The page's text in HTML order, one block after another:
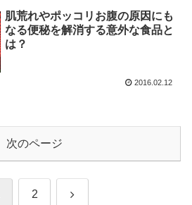
肌荒れやポッコリお腹の原因にも
なる便秘を解消する意外な食品と
は？
2016.02.12
次のページ
2 次